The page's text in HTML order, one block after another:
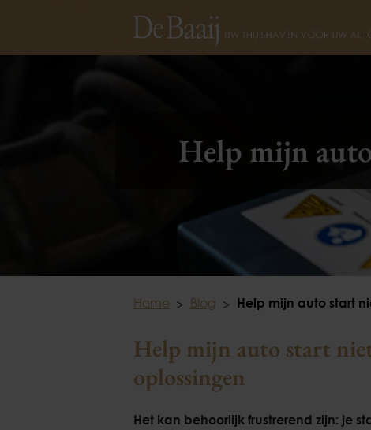
Help mijn
Home Blog Help mijn auto start
Help mijn auto start
oplossingen
Het kan behoorlijk frustrerend zijn: je